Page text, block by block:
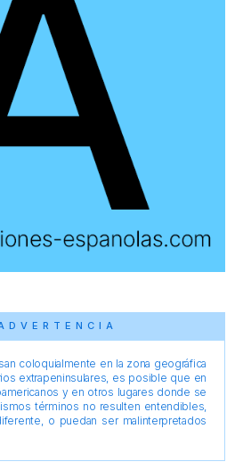
coloquialmente en la zona geográfica
extrapeninsulares, es posible que en
y en otros lugares donde se
términos no resulten entendibles,
o puedan ser malinterpretados